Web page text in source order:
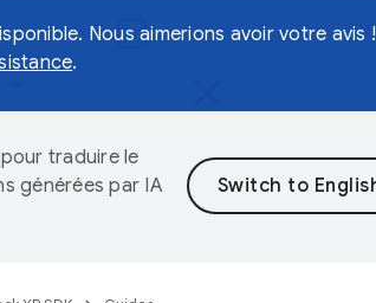
Nous aimerions avoir votre avis !
.
traduire le
générées par IA